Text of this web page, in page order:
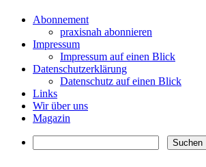
Abonnement
praxisnah abonnieren
Impressum
Impressum auf einen Blick
Datenschutzerklärung
Datenschutz auf einen Blick
Links
Wir über uns
Magazin